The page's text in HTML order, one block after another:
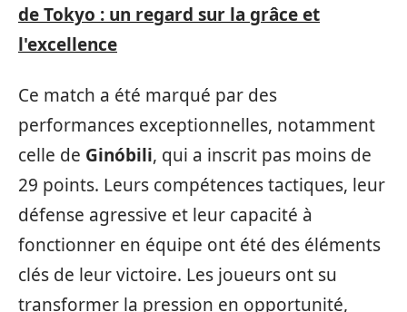
de Tokyo : un regard sur la grâce et
l'excellence
Ce match a été marqué par des
performances exceptionnelles, notamment
celle de Ginóbili, qui a inscrit pas moins de
29 points. Leurs compétences tactiques, leur
défense agressive et leur capacité à
fonctionner en équipe ont été des éléments
clés de leur victoire. Les joueurs ont su
transformer la pression en opportunité,